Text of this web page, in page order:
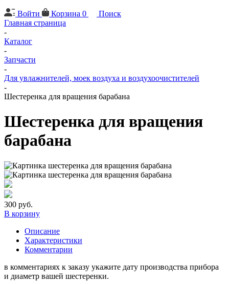
Войти Корзина 0
Поиск
Главная страница
-
Каталог
-
Запчасти
-
Для увлажнителей, моек воздуха и воздухоочистителей
-
Шестеренка для вращения барабана
Шестеренка для вращения
барабана
300 руб.
В корзину
Описание
Характеристики
Комментарии
в комментариях к заказу укажите дату производства прибора
и диаметр вашей шестеренки.